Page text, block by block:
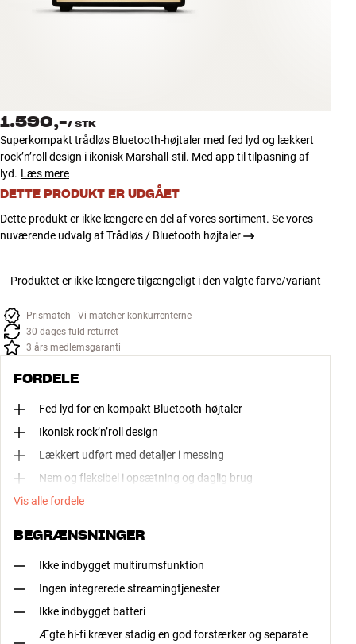
Tilbehør
NYHEDER
TILBUD
Find Butik
Kundeservice
Byg med Lyd
1.590,-/ STK
Superkompakt trådløs Bluetooth-højtaler med fed lyd og lækkert
rock’n’roll design i ikonisk Marshall-stil. Med app til tilpasning af
lyd. Læs mere
DETTE PRODUKT ER UDGÅET
Dette produkt er ikke længere en del af vores sortiment. Se vores
nuværende udvalg af Trådløs / Bluetooth højtaler
Produktet er ikke længere tilgængeligt i den valgte farve/variant
Prismatch - Vi matcher konkurrenterne
30 dages fuld returret
3 års medlemsgaranti
FORDELE
Fed lyd for en kompakt Bluetooth-højtaler
Ikonisk rock’n’roll design
Lækkert udført med detaljer i messing
Nem og fleksibel i opsætning og daglig brug
Vis alle fordele
BEGRÆNSNINGER
Ikke indbygget multirumsfunktion
Ingen integrerede streamingtjenester
Ikke indbygget batteri
Ægte hi-fi kræver stadig en god forstærker og separate